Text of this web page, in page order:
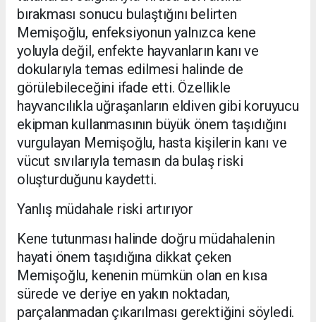
bırakması sonucu bulaştığını belirten
Memişoğlu, enfeksiyonun yalnızca kene
yoluyla değil, enfekte hayvanların kanı ve
dokularıyla temas edilmesi halinde de
görülebileceğini ifade etti. Özellikle
hayvancılıkla uğraşanların eldiven gibi koruyucu
ekipman kullanmasının büyük önem taşıdığını
vurgulayan Memişoğlu, hasta kişilerin kanı ve
vücut sıvılarıyla temasın da bulaş riski
oluşturduğunu kaydetti.
Yanlış müdahale riski artırıyor
Kene tutunması halinde doğru müdahalenin
hayati önem taşıdığına dikkat çeken
Memişoğlu, kenenin mümkün olan en kısa
sürede ve deriye en yakın noktadan,
parçalanmadan çıkarılması gerektiğini söyledi.